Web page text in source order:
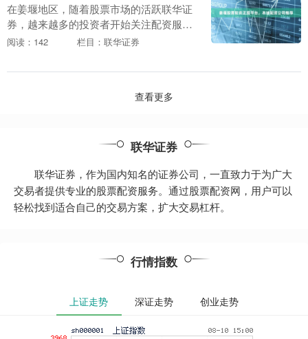
在姜堰地区，随着股票市场的活跃联华证
券，越来越多的投资者开始关注配资服
务。然而，面对市场上众多的配资平台，
投资者最关心的问题....
阅读：142 栏目：联华证券
查看更多
联华证券
联华证券，作为国内知名的证券公司，一直致力于为广大
交易者提供专业的股票配资服务。通过股票配资网，用户可以
轻松找到适合自己的交易方案，扩大交易杠杆。
行情指数
上证走势 深证走势 创业走势